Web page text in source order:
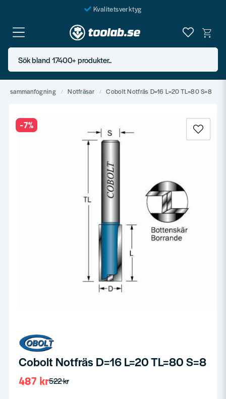
Kvalitetsverktyg
Fraktfritt över 999 SEK*
En järnhandel för alla
Butik i Göteborg
Sök bland 17400+ produkter..
& sammanfogning Notfräsar Cobolt Notfräs D=16 L=20 TL=80 S=8
-7%
Cobolt Notfräs D=16 L=20 TL=80 S=8
522 kr
487 kr